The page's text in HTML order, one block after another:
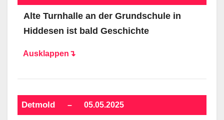
Alte Turnhalle an der Grundschule in
Hiddesen ist bald Geschichte
Ausklappen↴
Detmold – 05.05.2025